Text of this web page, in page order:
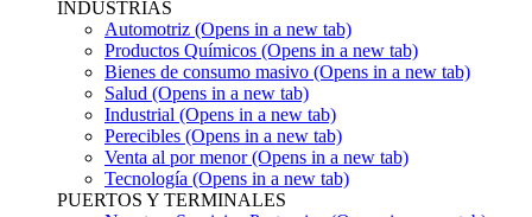
INDUSTRIAS
Automotriz (Opens in a new tab)
Productos Químicos (Opens in a new tab)
Bienes de consumo masivo (Opens in a new tab)
Salud (Opens in a new tab)
Industrial (Opens in a new tab)
Perecibles (Opens in a new tab)
Venta al por menor(Opens in a new tab)
Tecnología (Opens in a new tab)
PUERTOS Y TERMINALES